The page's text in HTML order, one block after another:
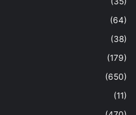
(64)
(38)
(179)
(650)
(11)